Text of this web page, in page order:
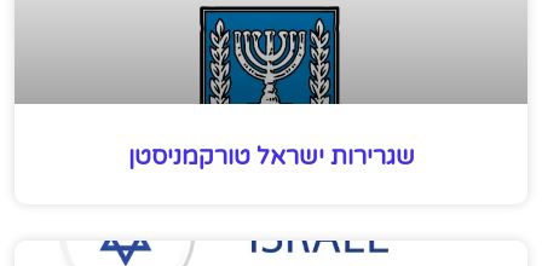
שגרירות ישראל טורקמניסטן